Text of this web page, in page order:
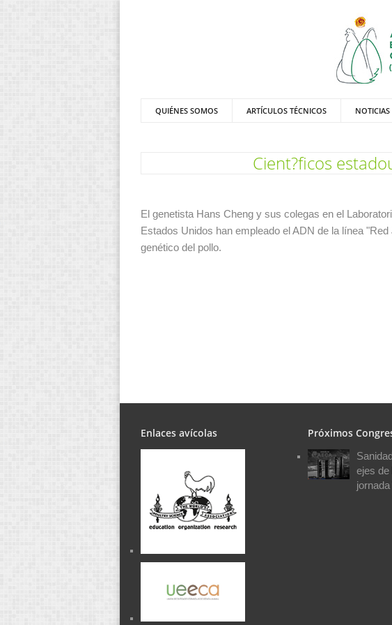
QUIÉNES SOMOS ARTÍCULOS TÉCNICOS
Cient?ficos
El genetista Hans Cheng y sus colegas en el
Estados Unidos han empleado el ADN de la línea
genético del pollo.
Enlaces avícolas Próximos
ejes de